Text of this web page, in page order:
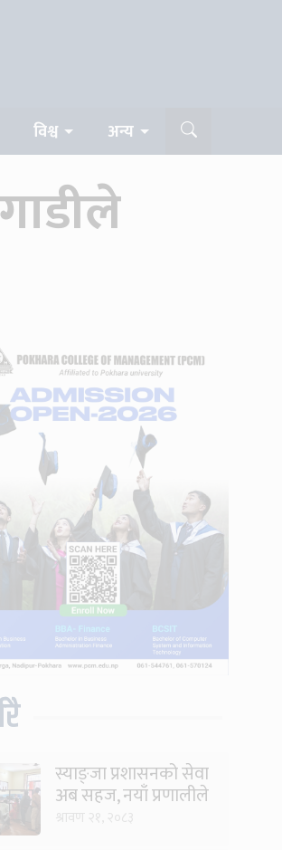
विश्व अन्य
स्याङ्जा प्रशासनको सेवा
अब सहज, नयाँ प्रणालीले